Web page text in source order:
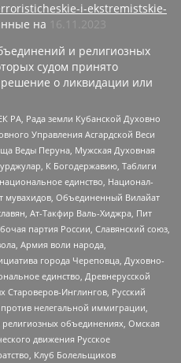
i-ekstremistskie-
на
16.11.2023
и религиозных
судом принято
о ликвидации или
РА, Рада земли Кубанской Духовно
Управления Асгардской Веси
Веды Перуна, Мужская Духовная
К Богодержавию, Таблиги
единство, Национал-
мувахидов, Объединенный Вилайат
Ат-Такфир Валь-Хиджра, Пит
партия России, Славянский союз,
Армия воли народа,
города Череповца, Духовно-
единство, Древнерусской
Староверов-Инглингов, Русский
нелегальной иммиграции,
объединениях, Омская
движения Русское
Клуб Болельщиков